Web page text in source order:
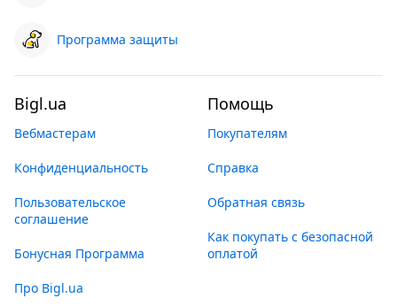
Программа защиты
Bigl.ua
Вебмастерам
Конфиденциальность
Пользовательское
соглашение
Бонусная Программа
Про Bigl.ua
Помощь
Покупателям
Справка
Обратная связь
Как покупать с безопасной
оплатой